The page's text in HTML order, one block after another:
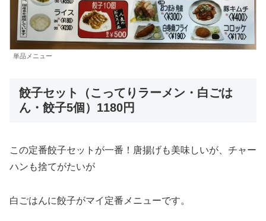
単品メニュー
餃子セット（こってりラーメン・白ごは
ん・餃子5個）1180円
この定番餃子セットが一番！唐揚げも美味しいが、チャー
ハンも捨てがたいが
白ごはんに餃子がマイ定番メニューです。